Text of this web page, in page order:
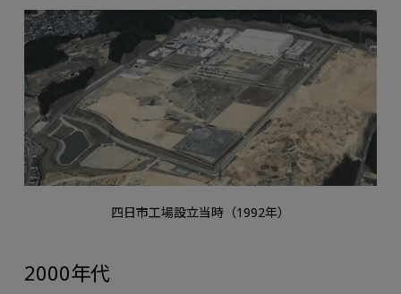
四⽇市⼯場設立当時（1992年）
2000年代